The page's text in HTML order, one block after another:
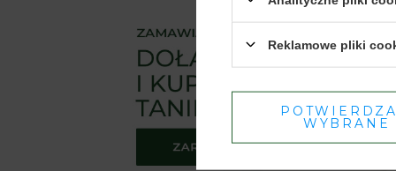
Reklamowe pliki
WYBRANE